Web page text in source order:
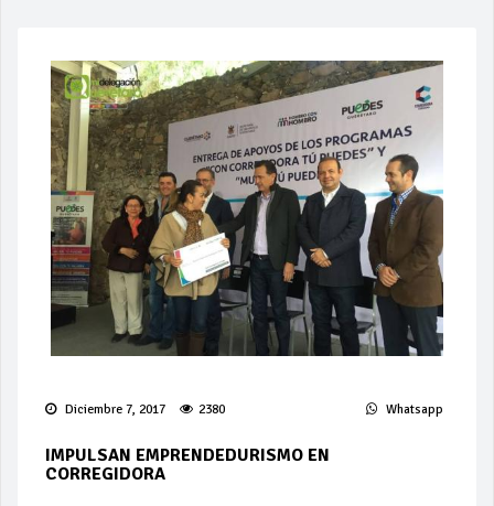
Diciembre 7, 2017 2380 Whatsapp
IMPULSAN EMPRENDEDURISMO EN
CORREGIDORA